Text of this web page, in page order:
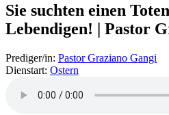
Sie suchten einen
Lebendigen! | Pastor
Prediger/in: Pastor Graziano Gangi
Dienstart: Ostern